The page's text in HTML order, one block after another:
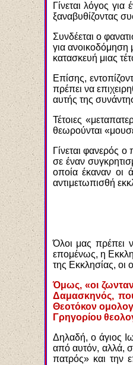
Γίνεται λόγος
ξαναβυθίζοντας
Συνδέεται ο
για ανοικοδόμηση
κατασκευή μιας
Επίσης,
πρέπει να
αυτής της
Τέτοιες
θεωρούνται
Γίνεται φανερός
σε έναν
οποία έκαναν οι
αντιμετωπισθή
Όλοι μας πρέπει
επομένως, η
της Εκκλησίας, οι
Όμως, «οι
Δαμασκηνός,
Θεοτόκον
Γρηγορίου
Δηλαδή, ο άγιος
από αυτόν, αλλά,
πατρός» και την